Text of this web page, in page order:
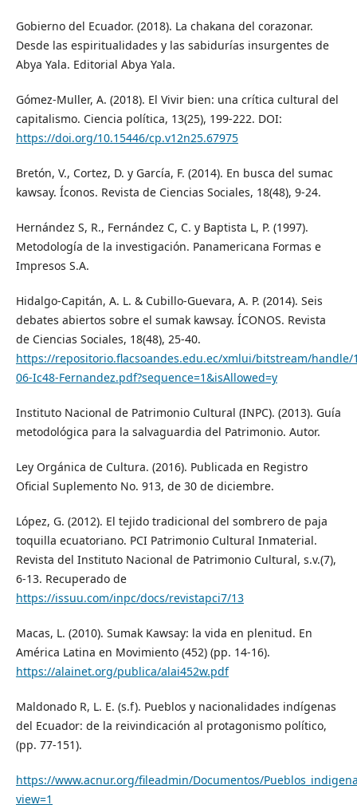
Gobierno del Ecuador. (2018). La chakana del corazonar.
Desde las espiritualidades y las sabidurías insurgentes de
Abya Yala. Editorial Abya Yala.
Gómez-Muller, A. (2018). El Vivir bien: una crítica cultural del
capitalismo. Ciencia política, 13(25), 199-222. DOI:
https://doi.org/10.15446/cp.v12n25.67975
Bretón, V., Cortez, D. y García, F. (2014). En busca del sumac
kawsay. Íconos. Revista de Ciencias Sociales, 18(48), 9-24.
Hernández S, R., Fernández C, C. y Baptista L, P. (1997).
Metodología de la investigación. Panamericana Formas e
Impresos S.A.
Hidalgo-Capitán, A. L. & Cubillo-Guevara, A. P. (2014). Seis
debates abiertos sobre el sumak kawsay. ÍCONOS. Revista
de Ciencias Sociales, 18(48), 25-40.
https://repositorio.flacsoandes.edu.ec/xmlui/bitstream/handle/
06-Ic48-Fernandez.pdf?sequence=1&isAllowed=y
Instituto Nacional de Patrimonio Cultural (INPC). (2013). Guía
metodológica para la salvaguardia del Patrimonio. Autor.
Ley Orgánica de Cultura. (2016). Publicada en Registro
Oficial Suplemento No. 913, de 30 de diciembre.
López, G. (2012). El tejido tradicional del sombrero de paja
toquilla ecuatoriano. PCI Patrimonio Cultural Inmaterial.
Revista del Instituto Nacional de Patrimonio Cultural, s.v.(7),
6-13. Recuperado de
https://issuu.com/inpc/docs/revistapci7/13
Macas, L. (2010). Sumak Kawsay: la vida en plenitud. En
América Latina en Movimiento (452) (pp. 14-16).
https://alainet.org/publica/alai452w.pdf
Maldonado R, L. E. (s.f). Pueblos y nacionalidades indígenas
del Ecuador: de la reivindicación al protagonismo político,
(pp. 77-151).
https://www.acnur.org/fileadmin/Documentos/
view=1